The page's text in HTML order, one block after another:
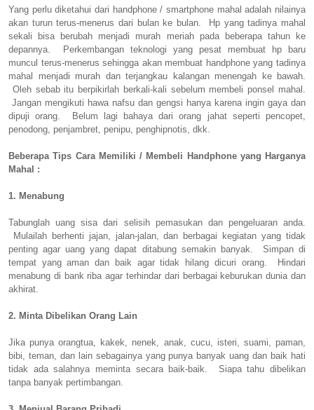
Yang perlu diketahui dari handphone / smartphone mahal adalah nilainya
akan turun terus-menerus dari bulan ke bulan. Hp yang tadinya mahal
sekali bisa berubah menjadi murah meriah pada beberapa tahun ke
depannya. Perkembangan teknologi yang pesat membuat hp baru
muncul terus-menerus sehingga akan membuat handphone yang tadinya
mahal menjadi murah dan terjangkau kalangan menengah ke bawah.
Oleh sebab itu berpikirlah berkali-kali sebelum membeli ponsel mahal.
Jangan mengikuti hawa nafsu dan gengsi hanya karena ingin gaya dan
dipuji orang. Belum lagi bahaya dari orang jahat seperti pencopet,
penodong, penjambret, penipu, penghipnotis, dkk.
Beberapa Tips Cara Memiliki / Membeli Handphone yang Harganya
Mahal :
1. Menabung
Tabunglah uang sisa dari selisih pemasukan dan pengeluaran anda.
Mulailah berhenti jajan, jalan-jalan, dan berbagai kegiatan yang tidak
penting agar uang yang dapat ditabung semakin banyak. Simpan di
tempat yang aman dan baik agar tidak hilang dicuri orang. Hindari
menabung di bank riba agar terhindar dari berbagai keburukan dunia dan
akhirat.
2. Minta Dibelikan Orang Lain
Jika punya orangtua, kakek, nenek, anak, cucu, isteri, suami, paman,
bibi, teman, dan lain sebagainya yang punya banyak uang dan baik hati
tidak ada salahnya meminta secara baik-baik. Siapa tahu dibelikan
tanpa banyak pertimbangan.